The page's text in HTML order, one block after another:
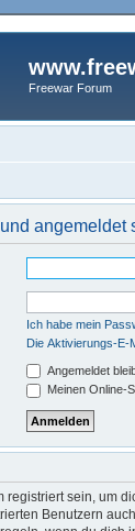
Freewar Forum
Ich habe mein
Die Aktivierungs-E-
Angemeldet
Meinen Online-
registriert sein, um
Benutzern